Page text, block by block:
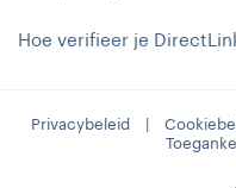
Hoe verifieer je
Privacybeleid |